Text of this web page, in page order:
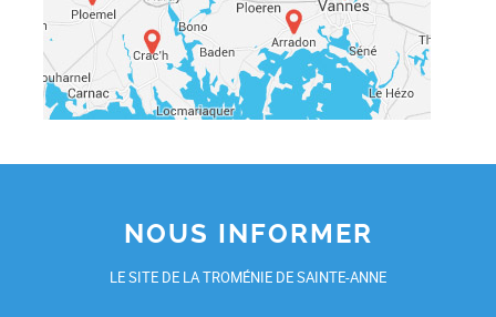
NOUS INFORMER
LE SITE DE LA TROMÉNIE DE SAINTE-ANNE